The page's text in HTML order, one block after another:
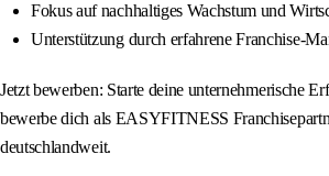
Fokus auf nachhaltiges Wachstum und
Unterstützung durch erfahrene Franchise-
Jetzt bewerben: Starte deine unternehmerische
bewerbe dich als EASYFITNESS
deutschlandweit.